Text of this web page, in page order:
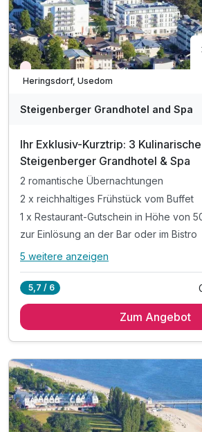
WAR
202
Wieder frei ab September
Heringsdorf, Usedom
Steigenberger Grandhotel and Spa
Ihr Exklusiv-Kurztrip: 3
Steigenberger Grandhotel & Spa
2 romantische Übernachtungen
2 x reichhaltiges Frühstück vom Buffet
1 x Restaurant-Gutschein in Höhe von
zur Einlösung an der Bar oder im Bistro
Alle Inklusivleistungen
2 x reichhaltiges Frühstück vom Buffet
inkl. Flasche Wein bei Anreise im Zimmer
inkl. Eintritt in die 2000m²
inkl. leihweise Bademantel und
inkl. Kinderanimationsprogramm im Kids
5 weitere anzeigen
5,7 / 6
Zum Angebot